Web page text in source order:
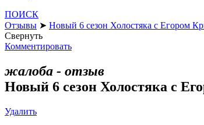
ПОИСК
Отзывы ➤ Новый 6 сезон Холостяка с Егором
Свернуть
Комментировать
жалоба - отзыв
Новый 6 сезон Холостяка с
Удалить